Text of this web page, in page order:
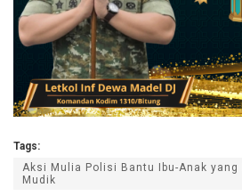
Tags:
Aksi Mulia Polisi Bantu Ibu-Anak yang
Mudik